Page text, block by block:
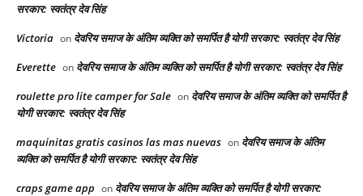
सरकार: स्वतंत्र देव सिंह
Victoria on देवरिय समाज के अंतिम व्यक्ति को समर्पित है योगी सरकार: स्वतंत्र देव सिंह
Everette on देवरिय समाज के अंतिम व्यक्ति को समर्पित है योगी सरकार: स्वतंत्र देव सिंह
roulette pro lite camper for Sale on देवरिय समाज के अंतिम व्यक्ति को समर्पित है
योगी सरकार: स्वतंत्र देव सिंह
maquinitas gratis casinos las mas nuevas on देवरिय समाज के अंतिम
व्यक्ति को समर्पित है योगी सरकार: स्वतंत्र देव सिंह
craps game app on देवरिय समाज के अंतिम व्यक्ति को समर्पित है योगी सरकार: